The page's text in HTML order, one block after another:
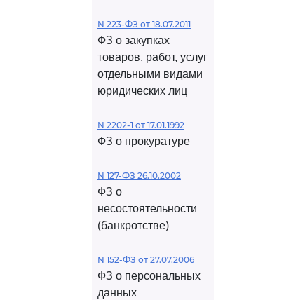
N 223-ФЗ от 18.07.2011
ФЗ о закупках
товаров, работ, услуг
отдельными видами
юридических лиц
N 2202-1 от 17.01.1992
ФЗ о прокуратуре
N 127-ФЗ 26.10.2002
ФЗ о
несостоятельности
(банкротстве)
N 152-ФЗ от 27.07.2006
ФЗ о персональных
данных